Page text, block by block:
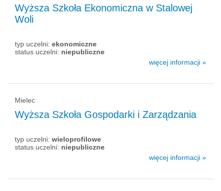
Wyższa Szkoła Ekonomiczna w Stalowej
Woli
typ uczelni: ekonomiczne
status uczelni: niepubliczne
więcej informacji »
Mielec
Wyższa Szkoła Gospodarki i Zarządzania
typ uczelni: wieloprofilowe
status uczelni: niepubliczne
więcej informacji »